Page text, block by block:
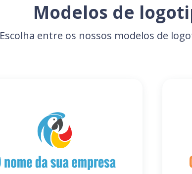
Modelos de
Escolha entre os nossos modelos de